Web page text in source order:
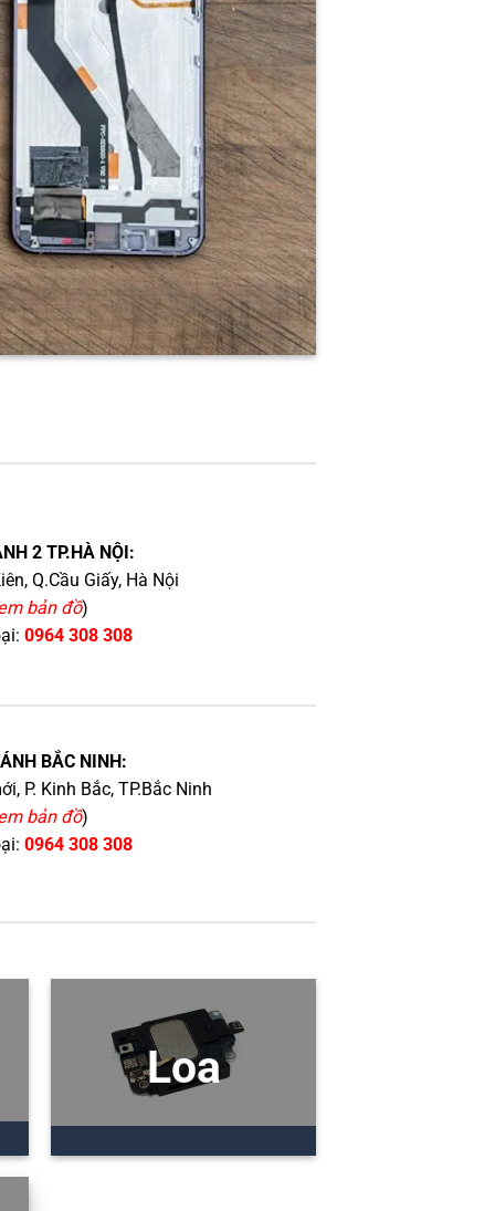
2 TP.HÀ NỘI:
Q.Cầu Giấy, Hà Nội
bản đồ)
0964 308 308
BẮC NINH:
P. Kinh Bắc, TP.Bắc Ninh
bản đồ)
0964 308 308
Loa